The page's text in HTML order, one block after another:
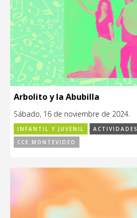
Arbolito y la Abubilla
Sábado, 16 de noviembre de 2024.
INFANTIL Y JUVENIL
ACTIVIDADES
CCE MONTEVIDEO